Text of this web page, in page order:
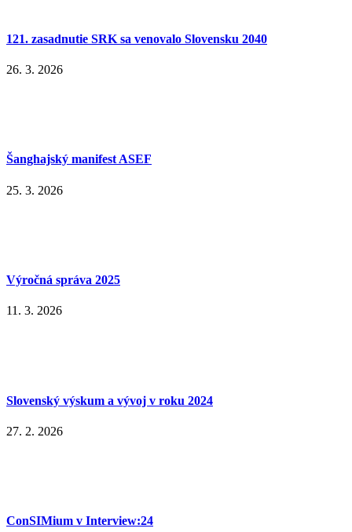
121. zasadnutie SRK sa venovalo Slovensku 2040
26. 3. 2026
Šanghajský manifest ASEF
25. 3. 2026
Výročná správa 2025
11. 3. 2026
Slovenský výskum a vývoj v roku 2024
27. 2. 2026
ConSIMium v Interview:24